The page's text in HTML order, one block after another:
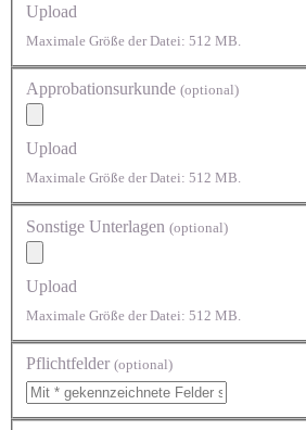
Upload
Maximale Größe der Datei: 512 MB.
Approbationsurkunde (optional)
Upload
Maximale Größe der Datei: 512 MB.
Sonstige Unterlagen (optional)
Upload
Maximale Größe der Datei: 512 MB.
Pflichtfelder (optional)